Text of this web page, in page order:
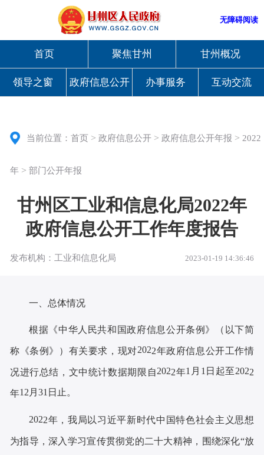
无障碍阅读
首页 聚焦甘州 甘州概况
领导之窗 政府信息公开 办事服务 互动交流
当前位置：首页 >政府信息公开 >政府信息公开年报 > 2022
年 >部门公开年报
甘州区工业和信息化局2022年
政府信息公开工作年度报告
发布机构：工业和信息化局 2023-01-19 14:36:46
一、总体情况
根据《中华人民共和国政府信息公开条例》（以下简
称《条例》） 有关要求， 现对2022年政府信息公开工作情
况进行总结 ，文中统计数据期限自2022年1月1日起至2022
年12月31日止。
2022年，我局 以习近平新时代中国特色社会主义思想
为指导 ，深入学习宣传贯彻党的二十大精神 ，围绕深化“放